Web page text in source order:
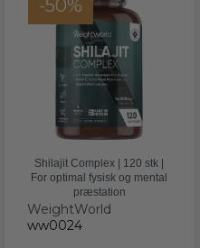
-50%
Shilajit Complex | 120 stk |
For optimal fysisk og mental
præstation
WeightWorld
ww0024